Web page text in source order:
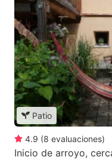
Patio
4.9 (8 evaluaciones)
Inicio de arroyo,